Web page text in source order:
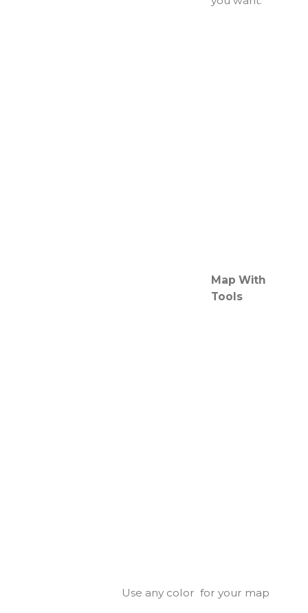
Map With
Tools
Use any color for your map